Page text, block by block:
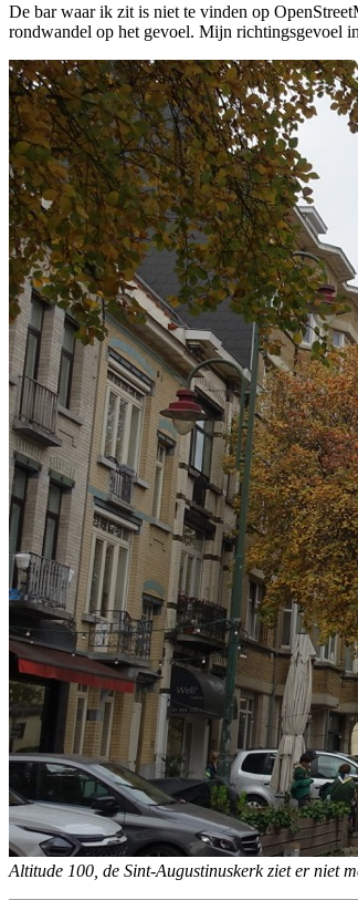
De bar waar ik zit is niet te vinden op
rondwandel op het gevoel. Mijn richtingsgevoel
Altitude 100, de Sint-Augustinuskerk ziet er niet